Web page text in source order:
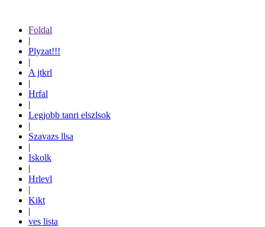
Foldal
|
Plyzat!!!
|
A jtkrl
|
Hrfal
|
Legjobb tanri elszlsok
|
Szavazs llsa
|
Iskolk
|
Hrlevl
|
Kikt
|
ves lista